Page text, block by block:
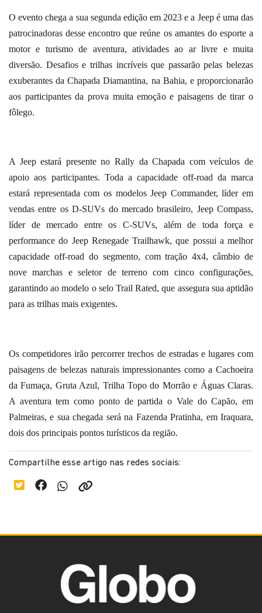
O evento chega a sua segunda edição em 2023 e a Jeep é uma das
patrocinadoras desse encontro que reúne os amantes do esporte a
motor e turismo de aventura, atividades ao ar livre e muita
diversão. Desafios e trilhas incríveis que passarão pelas belezas
exuberantes da Chapada Diamantina, na Bahia, e proporcionarão
aos participantes da prova muita emoção e paisagens de tirar o
fôlego.
A Jeep estará presente no Rally da Chapada com veículos de
apoio aos participantes. Toda a capacidade off-road da marca
estará representada com os modelos Jeep Commander, líder em
vendas entre os D-SUVs do mercado brasileiro, Jeep Compass,
líder de mercado entre os C-SUVs, além de toda força e
performance do Jeep Renegade Trailhawk, que possui a melhor
capacidade off-road do segmento, com tração 4x4, câmbio de
nove marchas e seletor de terreno com cinco configurações,
garantindo ao modelo o selo Trail Rated, que assegura sua aptidão
para as trilhas mais exigentes.
Os competidores irão percorrer trechos de estradas e lugares com
paisagens de belezas naturais impressionantes como a Cachoeira
da Fumaça, Gruta Azul, Trilha Topo do Morrão e Águas Claras.
A aventura tem como ponto de partida o Vale do Capão, em
Palmeiras, e sua chegada será na Fazenda Pratinha, em Iraquara,
dois dos principais pontos turísticos da região.
Compartilhe esse artigo nas redes sociais: